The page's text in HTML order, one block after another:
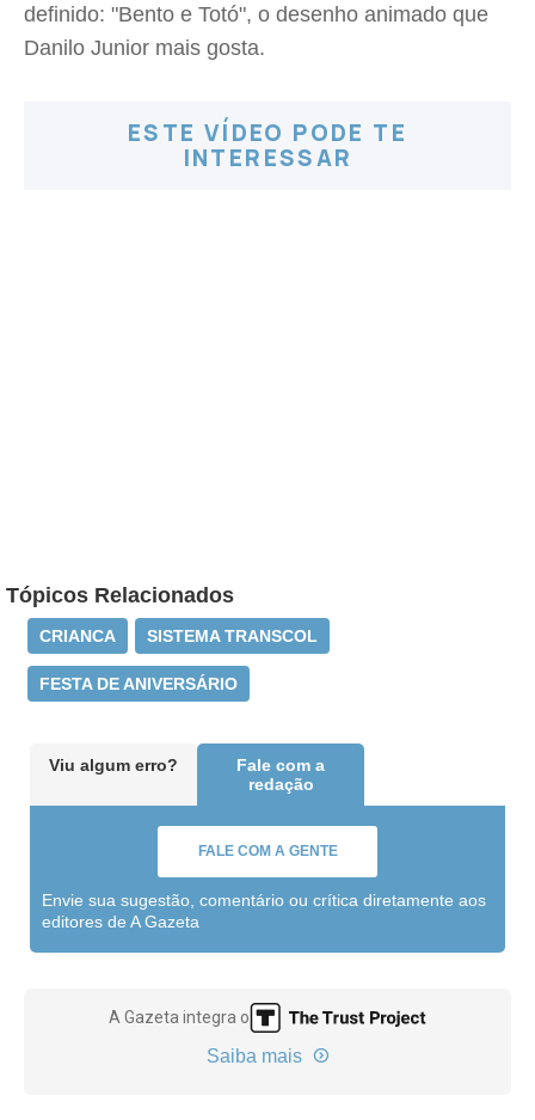
definido: "Bento e Totó", o desenho animado que
Danilo Junior mais gosta.
ESTE VÍDEO PODE TE
INTERESSAR
Tópicos Relacionados
CRIANCA SISTEMA TRANSCOL
FESTA DE ANIVERSÁRIO
Viu algum erro?
Fale com a
redação
FALE COM A GENTE
Envie sua sugestão, comentário ou crítica diretamente aos
editores de A Gazeta
A Gazeta integra o
Saiba mais